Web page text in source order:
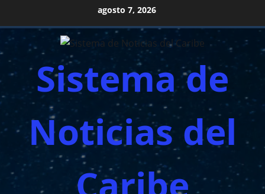
al
contenido
agosto 7, 2026
Sistema de
Noticias del